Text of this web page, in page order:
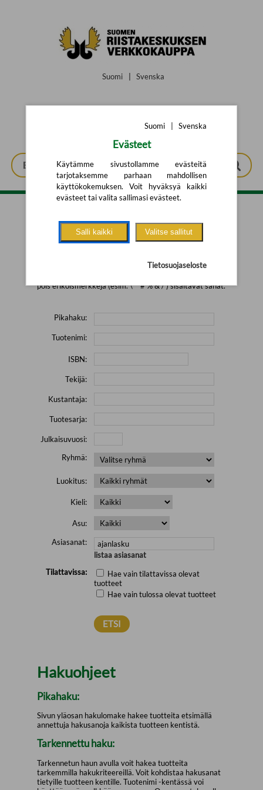
Suomi Svenska
Tarkennettu haku
pois erikoismerkkejä (esim. \' " # % & / ) sisältävät sanat.
Pikahaku:
Tuotenimi:
ISBN:
Tekijä:
Kustantaja:
Tuotesarja:
Julkaisuvuosi:
Ryhmä:
Luokitus:
Kieli:
Asu:
Asiasanat:
listaa asiasanat
Tilattavissa:
Hae vain tilattavissa olevat
tuotteet
Hae vain tulossa olevat tuotteet
Hakuohjeet
Pikahaku:
Sivun yläosan hakulomake hakee tuotteita etsimällä
annettuja hakusanoja kaikista tuotteen kentistä.
Tarkennettu haku:
Tarkennetun haun avulla voit hakea tuotteita
tarkemmilla hakukriteereillä. Voit kohdistaa hakusanat
tietyille tuotteen kentille. Tuotenimi -kentässä voi
Suomi Svenska
Evästeet
Käytämme sivustollamme evästeitä
tarjotaksemme parhaan mahdollisen
käyttökokemuksen. Voit hyväksyä kaikki
evästeet tai valita sallimasi evästeet.
Salli kaikki Valitse sallitut
Tietosuojaseloste